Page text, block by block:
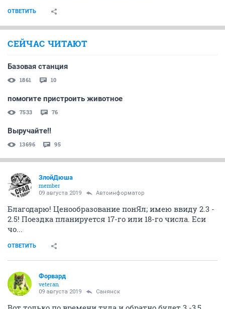
ОТВЕТИТЬ
СЕЙЧАС ЧИТАЮТ
Базовая станция
1861 10
помогите пристроить животное
7533 76
Выручайте!!
13696 95
ЗлойДюша
member
09 августа 2019 Автоинформатор
Благодарю! Ценообразование понЯл; имею ввиду 2.3 -
2.5! Поездка планируется 17-го или 18-го числа. Еси
чо...
ОТВЕТИТЬ
Форвард
veteran
09 августа 2019 Санянск